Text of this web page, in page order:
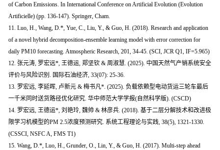
of Carbon Emissions. In International Conference on Artificial Evolution (Evolution
Artificielle) (pp. 136-147). Springer, Cham.
11. Luo, H., Wang, D.*, Yue, C., Liu, Y., & Guo, H. (2018). Research and application
of a novel hybrid decomposition-ensemble learning model with error correction for
daily PM10 forecasting. Atmospheric Research, 201, 34-45. (SCI, JCR Q1, IF=5.965)
12. 张元涛, 罗宏远*, 王德运, 郑坚钦 & 周淑慧. (2025). 中国天然气产销系统安全
评价与风险识别. 国际石油经济, 33(07): 25-36.
13. 罗宏远, 李延晖, 卢新元 & 梅书凡*. (2025). 负载依赖型电动货运三轮车最后
一千米同时送货路径优化研究. 华中师范大学学报(自然科学版). (CSCD)
14. 罗宏远, 王德运*, 刘艳玲, 魏帅 & 林彦兵. (2018). 基于二层分解技术和改进极
限学习机模型的PM 2.5浓度预测研究. 系统工程理论与实践, 38(5), 1321-1330.
(CSSCI, NSFC A, FMS T1)
15. Wang, D.*, Luo, H., Grunder, O., Lin, Y., & Guo, H. (2017). Multi-step ahead